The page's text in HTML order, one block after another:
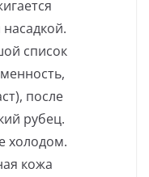
список
после
рубец.
холодом.
кожа